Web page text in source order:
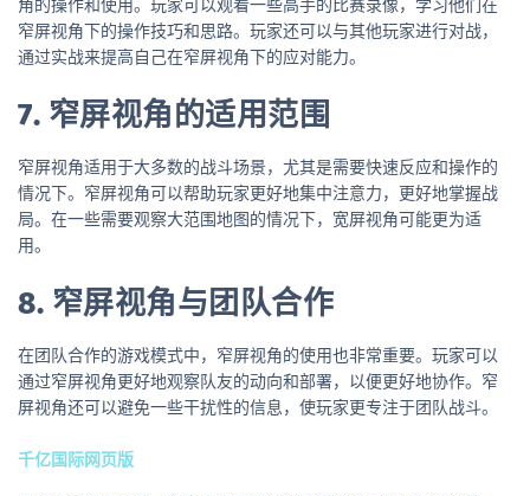
角的操作和使用。玩家可以观看一些高手的比赛录像，学习他们在
窄屏视角下的操作技巧和思路。玩家还可以与其他玩家进行对战，
通过实战来提高自己在窄屏视角下的应对能力。
7. 窄屏视角的适用范围
窄屏视角适用于大多数的战斗场景，尤其是需要快速反应和操作的
情况下。窄屏视角可以帮助玩家更好地集中注意力，更好地掌握战
局。在一些需要观察大范围地图的情况下，宽屏视角可能更为适
用。
8. 窄屏视角与团队合作
在团队合作的游戏模式中，窄屏视角的使用也非常重要。玩家可以
通过窄屏视角更好地观察队友的动向和部署，以便更好地协作。窄
屏视角还可以避免一些干扰性的信息，使玩家更专注于团队战斗。
千亿国际网页版